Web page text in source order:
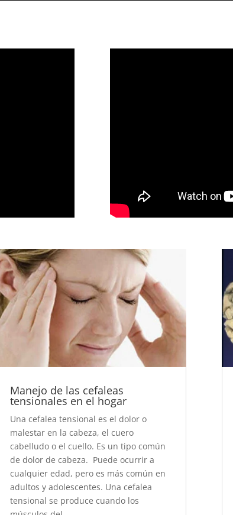
Manejo de las cefaleas
tensionales en el hogar
Una cefalea tensional es el dolor o
malestar en la cabeza, el cuero
cabelludo o el cuello. Es un tipo común
de dolor de cabeza. Puede ocurrir a
cualquier edad, pero es más común en
adultos y adolescentes. Una cefalea
tensional se produce cuando los